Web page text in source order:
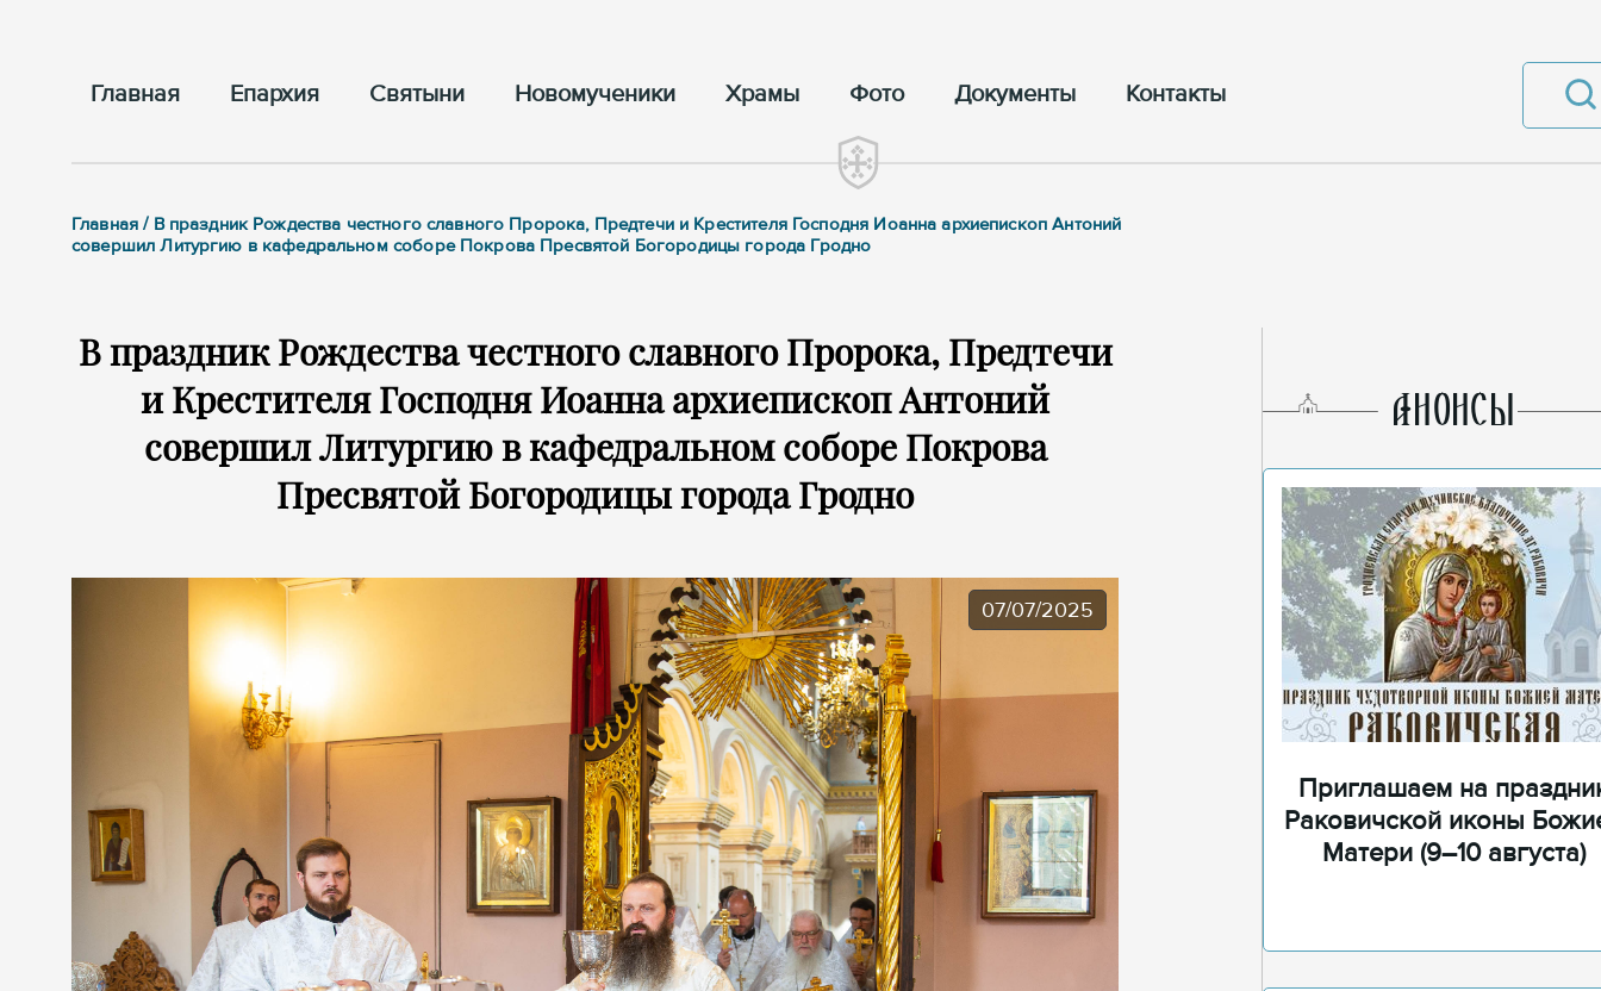
Главная Епархия Cвятыни Новомученики Храмы Фото Документы Контакты
Главная / В праздник Рождества честного славного Пророка, Предтечи и Крестителя Господня Иоанна архиепископ Антоний
совершил Литургию в кафедральном соборе Покрова Пресвятой Богородицы города Гродно
В праздник Рождества честного славного Пророка, Предтечи
и Крестителя Господня Иоанна архиепископ Антоний
совершил Литургию в кафедральном соборе Покрова
Пресвятой Богородицы города Гродно
07/07/2025
AНОНСЫ
Приглашаем на
Раковичской иконы
Матери (9–10 августа)